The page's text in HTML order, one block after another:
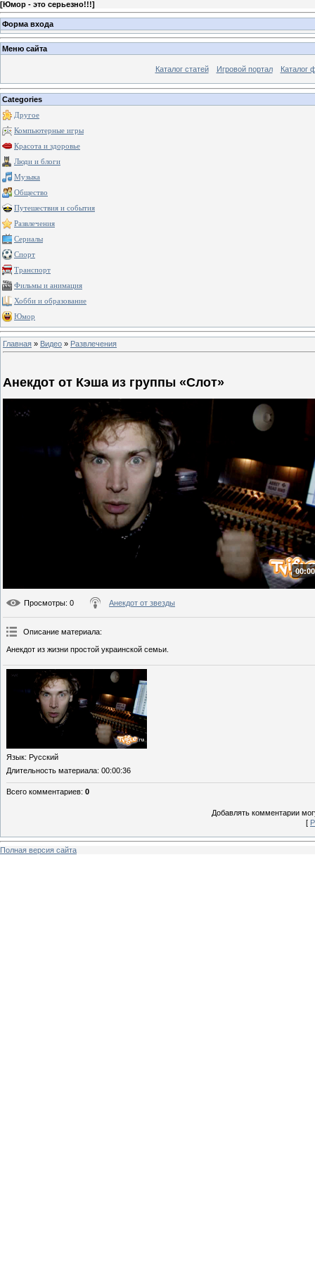
[Юмор - это серьезно!!!]
Форма входа
Меню сайта
Каталог статей Игровой портал Каталог
Categories
Другое
Компьютерные игры
Красота и здоровье
Люди и блоги
Музыка
Общество
Путешествия и события
Развлечения
Сериалы
Спорт
Транспорт
Фильмы и анимация
Хобби и образование
Юмор
Главная » Видео » Развлечения
Анекдот от Кэша из группы «Слот»
Просмотры: 0 Анекдот от звезды
Описание материала:
Анекдот из жизни простой украинской семьи.
Язык: Русский
Длительность материала: 00:00:36
Всего комментариев: 0
Добавлять комментарии
[
Полная версия сайта